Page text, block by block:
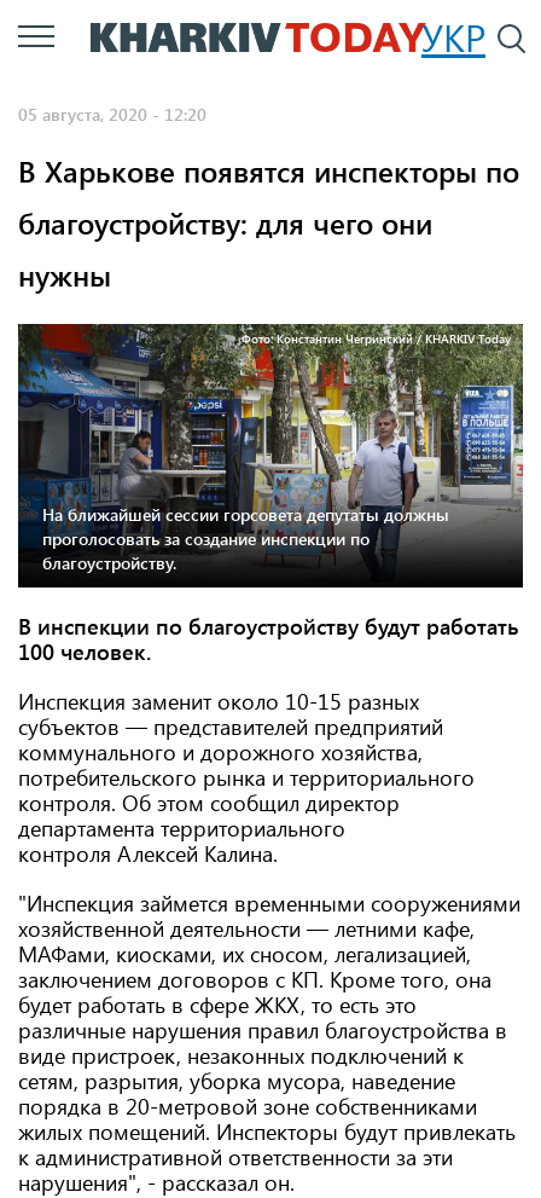
Перейти
к
УКР
05 августа, 2020 - 12:20
В Харькове появятся инспекторы по
благоустройству: для чего они
нужны
Фото: Константин Чегринский / KHARKIV Today
На ближайшей сессии горсовета депутаты должны
проголосовать за создание инспекции по
благоустройству.
В инспекции по благоустройству будут работать
100 человек.
Инспекция заменит около 10-15 разных
субъектов — представителей предприятий
коммунального и дорожного хозяйства,
потребительского рынка и территориального
контроля. Об этом сообщил директор
департамента территориального
контроля Алексей Калина.
"Инспекция займется временными сооружениями
хозяйственной деятельности — летними кафе,
МАФами, киосками, их сносом, легализацией,
заключением договоров с КП. Кроме того, она
будет работать в сфере ЖКХ, то есть это
различные нарушения правил благоустройства в
виде пристроек, незаконных подключений к
сетям, разрытия, уборка мусора, наведение
порядка в 20-метровой зоне собственниками
жилых помещений. Инспекторы будут привлекать
к административной ответственности за эти
нарушения", - рассказал он.